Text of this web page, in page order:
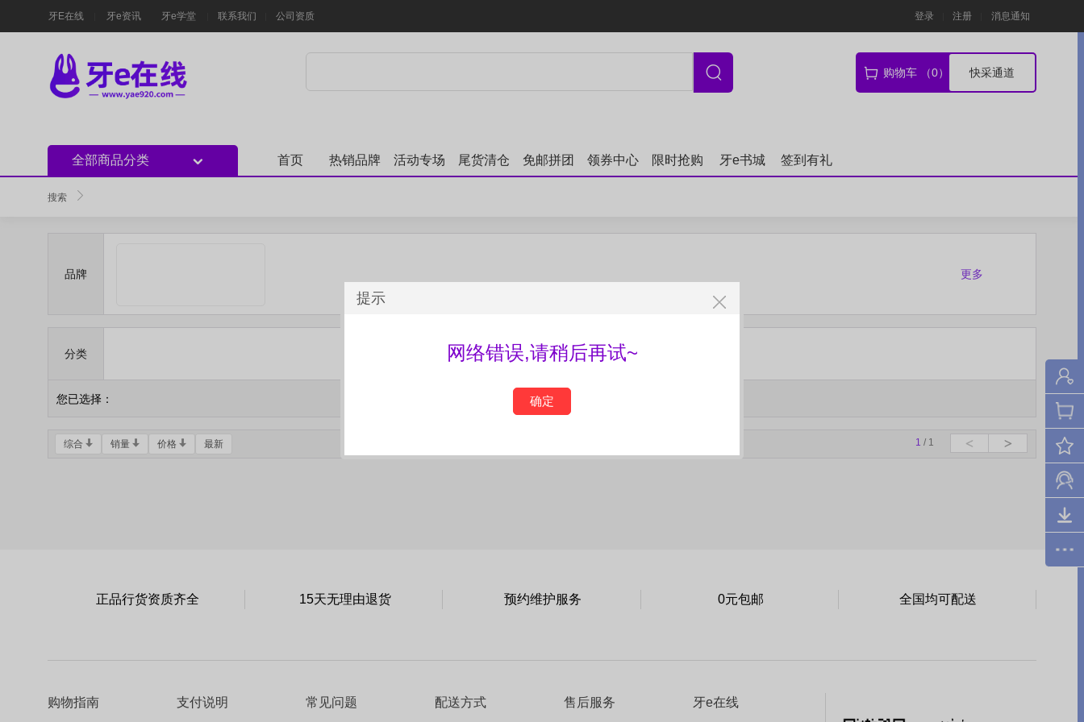
登录 注册 消息通知
牙E在线 牙e资讯 牙e学堂 联系我们 公司资质
购物车 （0） 快采通道
全部商品分类 首页 热销品牌 活动专场 尾货清仓 免邮拼团 领券中心 限时抢购 牙e书城 签到有礼
提示
网络错误,请稍后再试~
确定
搜索
品牌 更多
分类
您已选择：
综合 销量 价格 最新 1 / 1
正品行货资质齐全 15天无理由退货 预约维护服务 0元包邮 全国均可配送
购物指南 支付说明 常见问题 配送方式 售后服务 牙e在线